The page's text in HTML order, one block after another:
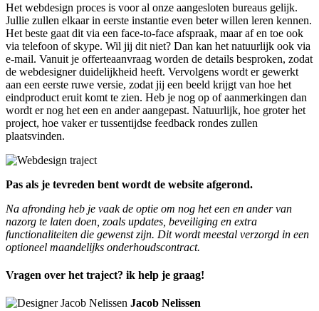
Het webdesign proces is voor al onze aangesloten bureaus gelijk.
Jullie zullen elkaar in eerste instantie even beter willen leren kennen.
Het beste gaat dit via een face-to-face afspraak, maar af en toe ook
via telefoon of skype. Wil jij dit niet? Dan kan het natuurlijk ook via
e-mail. Vanuit je offerteaanvraag worden de details besproken, zodat
de webdesigner duidelijkheid heeft. Vervolgens wordt er gewerkt
aan een eerste ruwe versie, zodat jij een beeld krijgt van hoe het
eindproduct eruit komt te zien. Heb je nog op of aanmerkingen dan
wordt er nog het een en ander aangepast. Natuurlijk, hoe groter het
project, hoe vaker er tussentijdse feedback rondes zullen
plaatsvinden.
Pas als je tevreden bent wordt de website afgerond.
Na afronding heb je vaak de optie om nog het een en ander van
nazorg te laten doen, zoals updates, beveiliging en extra
functionaliteiten die gewenst zijn. Dit wordt meestal verzorgd in een
optioneel maandelijks onderhoudscontract.
Vragen over het traject? ik help je graag!
Jacob Nelissen